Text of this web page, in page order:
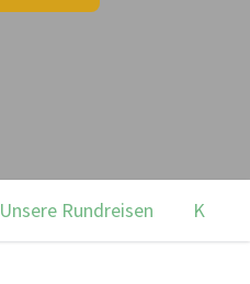
Unsere Rundreisen